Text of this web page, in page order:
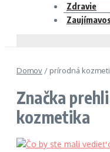
Zdravie
Domov / prírodná
Značka
kozmetika